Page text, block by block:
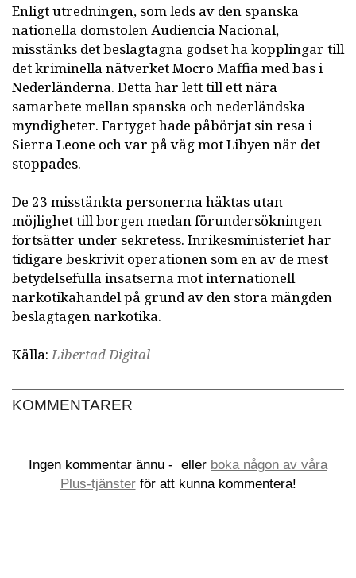
Enligt utredningen, som leds av den spanska
nationella domstolen Audiencia Nacional,
misstänks det beslagtagna godset ha kopplingar till
det kriminella nätverket Mocro Maffia med bas i
Nederländerna. Detta har lett till ett nära
samarbete mellan spanska och nederländska
myndigheter. Fartyget hade påbörjat sin resa i
Sierra Leone och var på väg mot Libyen när det
stoppades.
De 23 misstänkta personerna häktas utan
möjlighet till borgen medan förundersökningen
fortsätter under sekretess. Inrikesministeriet har
tidigare beskrivit operationen som en av de mest
betydelsefulla insatserna mot internationell
narkotikahandel på grund av den stora mängden
beslagtagen narkotika.
Källa:Libertad Digital
KOMMENTARER
Ingen kommentar ännu - eller boka någon av våra
Plus-tjänsterför att kunna kommentera!